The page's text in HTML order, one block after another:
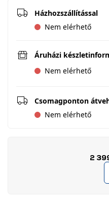
Házhozszállítással
Nem elérhető
Áruházi
Nem elérhető
Csomagponton
Nem elérhető
2